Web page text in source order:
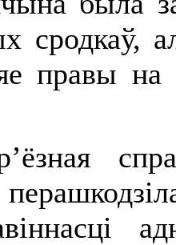
сродкаў,
яе правы